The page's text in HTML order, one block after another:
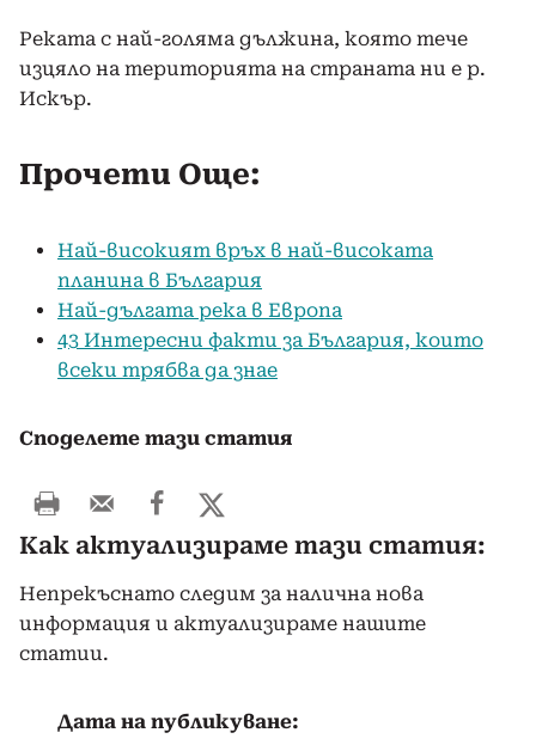
Реката с най-голяма дължина, която тече
изцяло на територията на страната ни е р.
Искър.
Прочети Още:
Най-високият връх в най-високата
планина в България
Най-дългата река в Европа
43 Интересни факти за България, които
всеки трябва да знае
Споделете тази статия
Как актуализираме тази статия:
Непрекъснато следим за налична нова
информация и актуализираме нашите
статии.
Дата на публикуване: